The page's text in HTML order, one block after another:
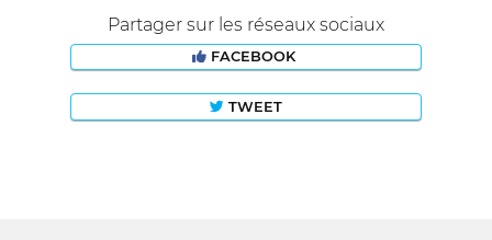
Partager sur les réseaux sociaux
FACEBOOK
TWEET